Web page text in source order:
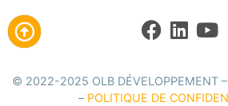
© 2022-2025 OLB DÉVELOPPEMENT –
– POLITIQUE DE